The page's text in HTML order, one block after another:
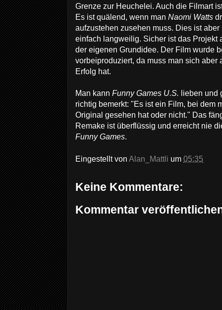
Grenze zur Heuchelei. Auch die Filmart
Es ist quälend, wenn man Naomi Watts
aufzustehen zusehen muss. Dies ist
einfach langweilig. Sicher ist das Projekt
der eigenen Grundidee. Der Film wurde
vorbeiproduziert, da muss man sich
Erfolg hat.
Man kann Funny Games U.S. lieben und
richtig bemerkt: "Es ist ein Film, bei dem
Original gesehen hat oder nicht." Das
Remake ist überflüssig und erreicht nie
Funny Games.
Eingestellt von Alan_Mattli um 05:35
Keine Kommentare:
Kommentar